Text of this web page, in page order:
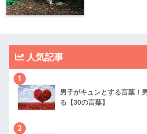
人気記事
1
男子がキュンとする言葉！
る【30の言葉】
2